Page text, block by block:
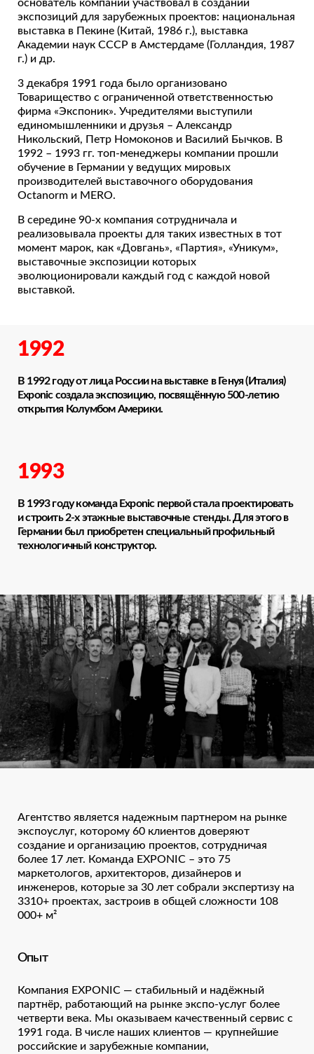
основатель компании участвовал в создании
экспозиций для зарубежных проектов: национальная
выставка в Пекине (Китай, 1986 г.), выставка
Академии наук СССР в Амстердаме (Голландия, 1987
г.) и др.
3 декабря 1991 года было организовано
Товарищество с ограниченной ответственностью
фирма «Экспоник». Учредителями выступили
единомышленники и друзья – Александр
Никольский, Петр Номоконов и Василий Бычков. В
1992 – 1993 гг. топ-менеджеры компании прошли
обучение в Германии у ведущих мировых
производителей выставочного оборудования
Octanorm и MERO.
В середине 90-х компания сотрудничала и
реализовывала проекты для таких известных в тот
момент марок, как «Довгань», «Партия», «Уникум»,
выставочные экспозиции которых
эволюционировали каждый год с каждой новой
выставкой.
1992
В 1992 году от лица России на выставке в Генуя (Италия)
Exponic создала экспозицию, посвящённую 500-летию
открытия Колумбом Америки.
1993
В 1993 году команда Exponic первой стала проектировать
и строить 2-х этажные выставочные стенды. Для этого в
Германии был приобретен специальный профильный
технологичный конструктор.
Агентство является надежным партнером на рынке
экспоуслуг, которому 60 клиентов доверяют
создание и организацию проектов, сотрудничая
более 17 лет. Команда EXPONIC – это 75
маркетологов, архитекторов, дизайнеров и
инженеров, которые за 30 лет собрали экспертизу на
3310+ проектах, застроив в общей сложности 108
000+ м²
Опыт
Компания EXPONIC — стабильный и надёжный
партнёр, работающий на рынке экспо-услуг более
четверти века. Мы оказываем качественный сервис с
1991 года. В числе наших клиентов — крупнейшие
российские и зарубежные компании,